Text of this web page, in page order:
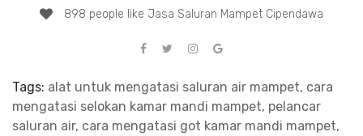
898 people like Jasa Saluran Mampet Cipendawa
Tags: alat untuk mengatasi saluran air mampet, cara
mengatasi selokan kamar mandi mampet, pelancar
saluran air, cara mengatasi got kamar mandi mampet,